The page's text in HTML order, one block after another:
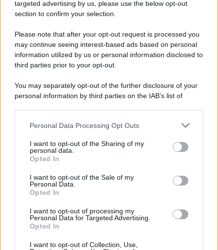
targeted advertising by us, please use the below opt-out
section to confirm your selection.
Please note that after your opt-out request is processed you
may continue seeing interest-based ads based on personal
information utilized by us or personal information disclosed to
third parties prior to your opt-out.
You may separately opt-out of the further disclosure of your
personal information by third parties on the IAB’s list of
This information may also be disclosed by us to third parties
disclose it to other third parties.
Please note that this website/app uses one or more Google
services and may gather and store information including but
not limited to your visit or usage behaviour. You may click to
grant or deny consent to Google and its third-party tags to
consent section.
Personal Data Processing Opt Outs
I want to opt-out of the Sharing of my
personal data.
Opted In
I want to opt-out of the Sale of my
Personal Data.
Opted In
I want to opt-out of processing my
Personal Data for Targeted Advertising.
Opted In
I want to opt-out of Collection, Use,
L'anniversario /90 anni di Yves Saint Laurent, tra moda e
scandali
Lo stilista francese di origini algerine per tutta la sua vita è stato
come un faro per l'emancipazione del guardaroba femminile, tra
Le programmazioni /
I documentari RAI che raccontano
l'Italia: da Mennea, a Tina Anselmi sino a Renzo Piano è
atteso un autunno tra grandi biografie, cultura, sport e crime
L'evento /Cent'anni di Turandot: torna a Verona lo
Il festival /"Logos. Parole dal Mediterraneo", a Palermo una
nuova iniziativa culturale diretta da Nadia Terranova